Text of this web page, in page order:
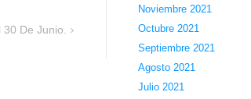
De Junio.
Noviembre 2021
Octubre 2021
Septiembre 2021
Agosto 2021
Julio 2021